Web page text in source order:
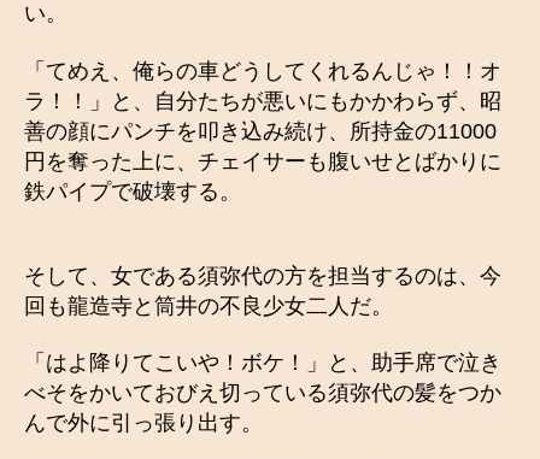
い。
「てめえ、俺らの車どうしてくれるんじゃ！！オ
ラ！！」と、自分たちが悪いにもかかわらず、昭
善の顔にパンチを叩き込み続け、所持金の11000
円を奪った上に、チェイサーも腹いせとばかりに
鉄パイプで破壊する。
そして、女である須弥代の方を担当するのは、今
回も龍造寺と筒井の不良少女二人だ。
「はよ降りてこいや！ボケ！」と、助手席で泣き
べそをかいておびえ切っている須弥代の髪をつか
んで外に引っ張り出す。